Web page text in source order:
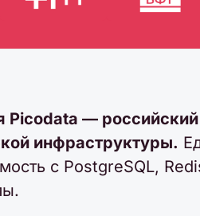
Picodata —
инфраструктуры.
с PostgreSQL,